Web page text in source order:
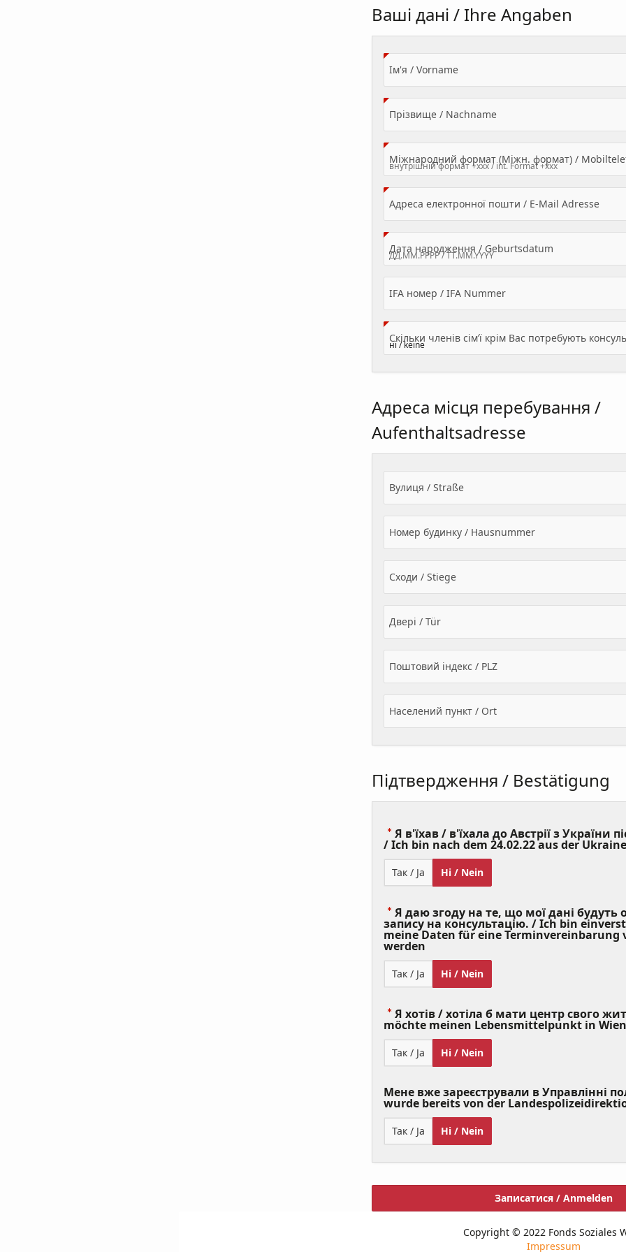
Ваші дані / Ihre Angaben
Ім'я / Vorname(Value Required)
Прізвище / Nachname(Value Required)
Міжнародний формат (Міжн. формат) /
Адреса електронної пошти / E-Mail Adresse
Дата народження / Geburtsdatum
IFA номер / IFA Nummer
Адреса місця перебування /
Aufenthaltsadresse
Вулиця / Straße
Номер будинку / Hausnummer
Сходи / Stiege
Двері / Tür
Поштовий індекс / PLZ
Населений пункт / Ort
Підтвердження / Bestätigung
Я в'їхав / в'їхала до Австрії з України
/ Ich bin nach dem 24.02.22 aus der
Так / Ja Ні / Nein
Я даю згоду на те, що мої дані будуть
запису на консультацію. / Ich bin
meine Daten für eine Terminvereinbarung
werden
Required)
Так / Ja Ні / Nein
Я хотів / хотіла б мати центр свого
möchte meinen Lebensmittelpunkt in
Так / Ja Ні / Nein
Мене вже зареєстрували в Управлінні
wurde bereits von der
Так / Ja Ні / Nein
Записатися / Anmelden
Copyright © 2022 Fonds Soziales
Impressum